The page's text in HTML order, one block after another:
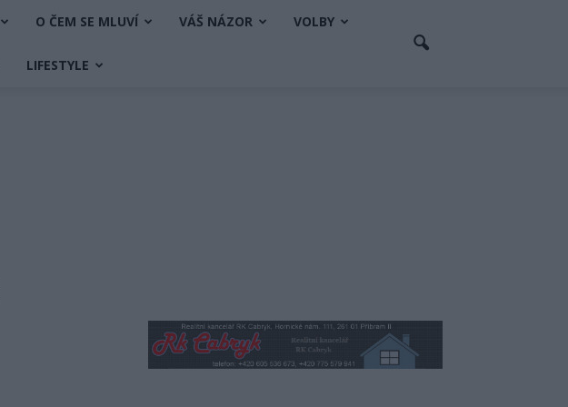
O ČEM SE MLUVÍ VÁŠ NÁZOR VOLBY
LIFESTYLE